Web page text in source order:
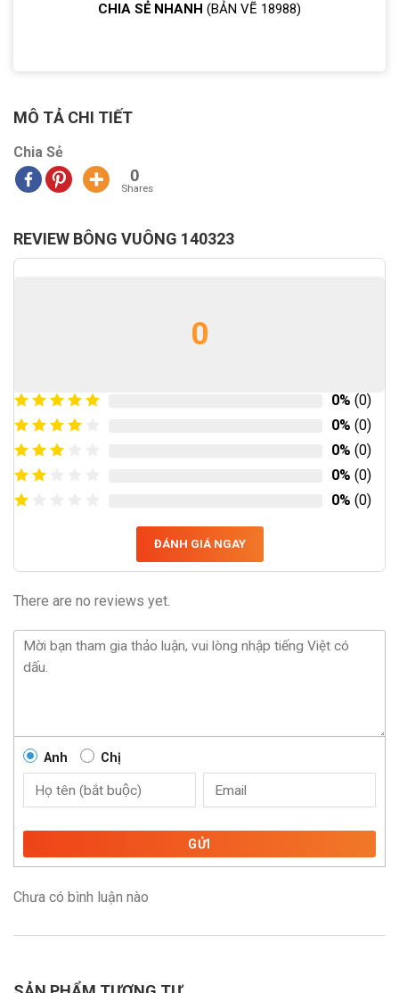
CHIA SẺ NHANH (BẢN VẼ 18988)
MÔ TẢ CHI TIẾT
Chia Sẻ
0
Shares
REVIEW BÔNG VUÔNG 140323
0
0% (0)
0% (0)
0% (0)
0% (0)
0% (0)
ĐÁNH GIÁ NGAY
There are no reviews yet.
Anh Chị
GỬI
Chưa có bình luận nào